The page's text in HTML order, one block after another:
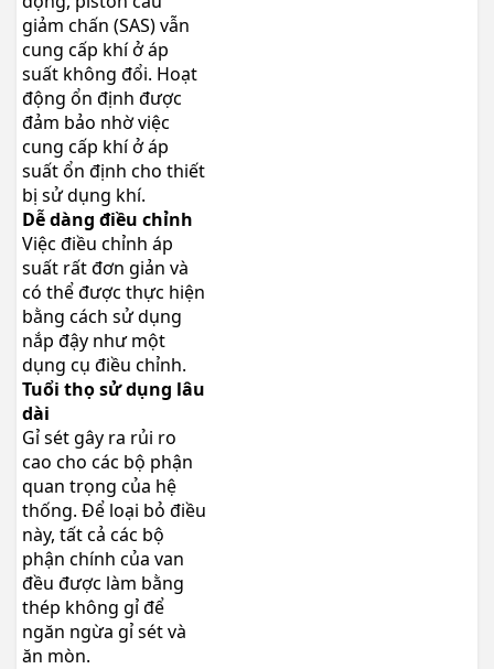
giảm chấn (SAS) vẫn
cung cấp khí ở áp
suất không đổi. Hoạt
động ổn định được
đảm bảo nhờ việc
cung cấp khí ở áp
suất ổn định cho thiết
bị sử dụng khí.
Dễ dàng điều chỉnh
Việc điều chỉnh áp
suất rất đơn giản và
có thể được thực hiện
bằng cách sử dụng
nắp đậy như một
dụng cụ điều chỉnh.
Tuổi thọ sử dụng lâu
dài
Gỉ sét gây ra rủi ro
cao cho các bộ phận
quan trọng của hệ
thống. Để loại bỏ điều
này, tất cả các bộ
phận chính của van
đều được làm bằng
thép không gỉ để
ngăn ngừa gỉ sét và
ăn mòn.